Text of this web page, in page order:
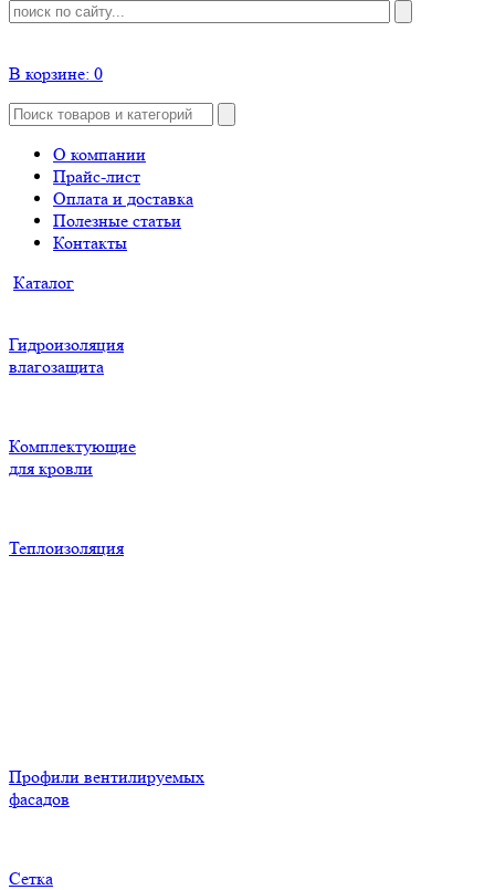
В корзине: 0
О компании
Прайс-лист
Оплата и доставка
Полезные статьи
Контакты
Каталог
Гидроизоляция
влагозащита
Комплектующие
для кровли
Теплоизоляция
Профили вентилируемых
фасадов
Сетка